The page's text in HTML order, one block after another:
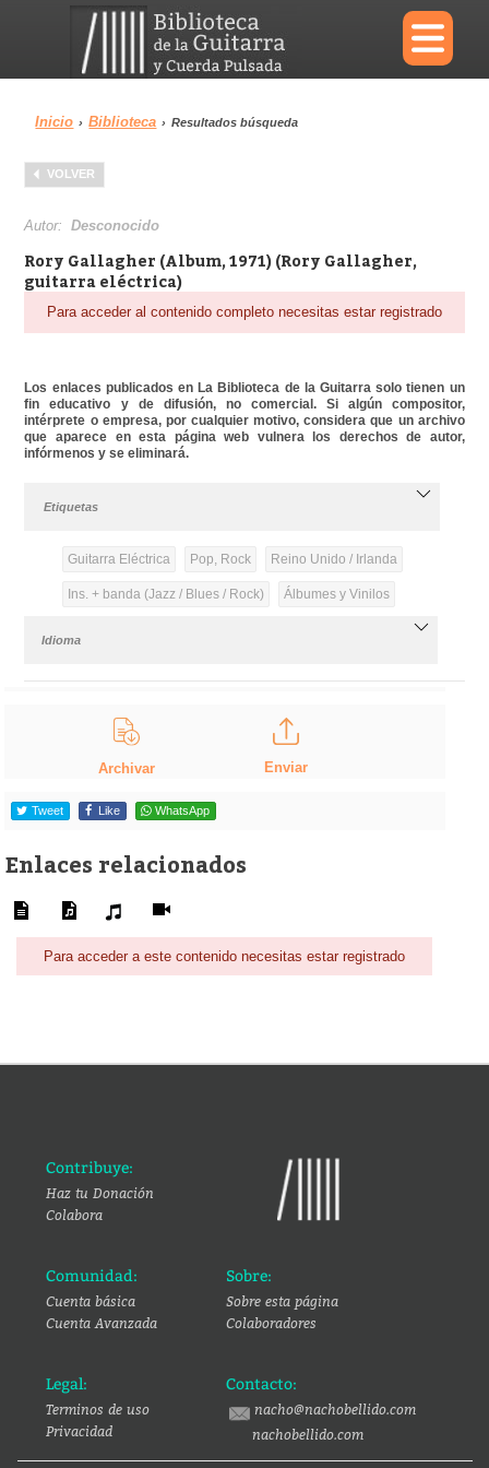
×
Menu
Biblioteca
Área personal Reproductor
Inicio › Biblioteca › Resultados búsqueda
VOLVER
Autor:Desconocido
Rory Gallagher (Album, 1971) (Rory Gallagher,
guitarra eléctrica)
Para acceder al contenido completo necesitas estar registrado
Los enlaces publicados en La Biblioteca de la Guitarra solo tienen un
fin educativo y de difusión, no comercial. Si algún compositor,
intérprete o empresa, por cualquier motivo, considera que un archivo
que aparece en esta página web vulnera los derechos de autor,
infórmenos y se eliminará.
Etiquetas
Guitarra Eléctrica Pop, Rock Reino Unido / Irlanda
Ins. + banda (Jazz / Blues / Rock) Álbumes y Vinilos
Idioma
Archivar Enviar
Tweet Like WhatsApp
Enlaces relacionados
Para acceder a este contenido necesitas estar registrado
Contribuye:
Haz tu Donación
Colabora
Comunidad:
Cuenta básica
Cuenta Avanzada
Sobre:
Sobre esta página
Colaboradores
Legal:
Terminos de uso
Privacidad
Contacto:
nacho@nachobellido.com
nachobellido.com